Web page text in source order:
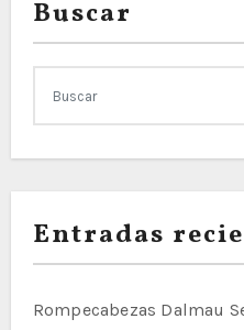
Buscar
Entradas
Rompecabezas Dalmau